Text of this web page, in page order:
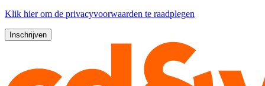
Klik hierom de privacyvoorwaarden te raadplegen